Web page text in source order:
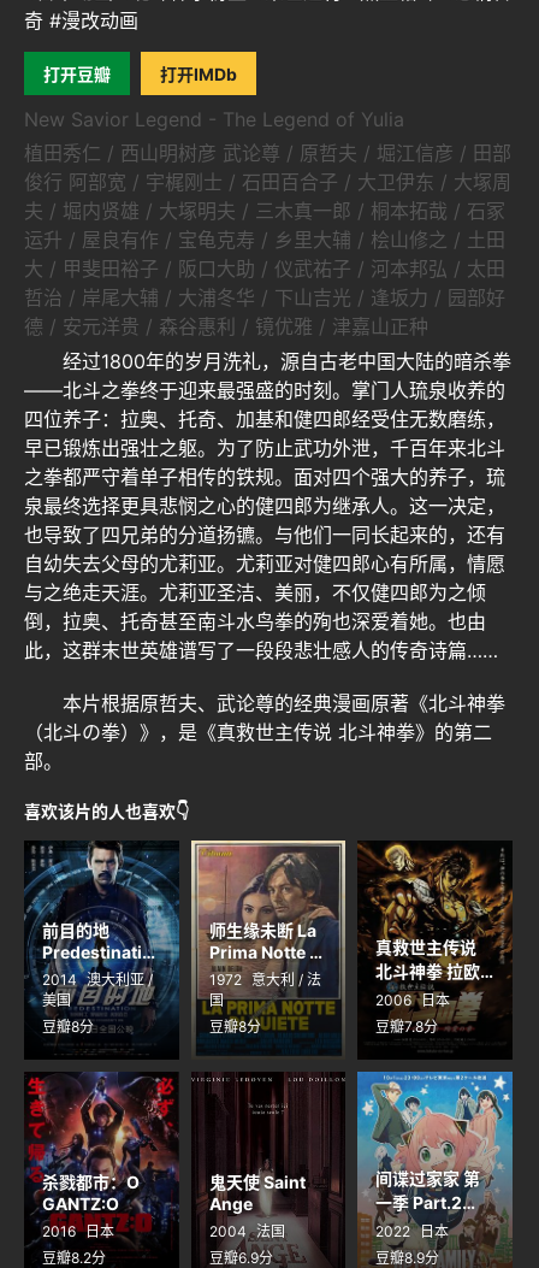
奇 #漫改动画
打开豆瓣 打开IMDb
New Savior Legend - The Legend of Yulia
植田秀仁 / 西山明树彦 武论尊 / 原哲夫 / 堀江信彦 / 田部
俊行 阿部宽 / 宇梶刚士 / 石田百合子 / 大卫伊东 / 大塚周
夫 / 堀内贤雄 / 大塚明夫 / 三木真一郎 / 桐本拓哉 / 石冢
运升 / 屋良有作 / 宝龟克寿 / 乡里大辅 / 桧山修之 / 土田
大 / 甲斐田裕子 / 阪口大助 / 仪武祐子 / 河本邦弘 / 太田
哲治 / 岸尾大辅 / 大浦冬华 / 下山吉光 / 逢坂力 / 园部好
德 / 安元洋贵 / 森谷惠利 / 镜优雅 / 津嘉山正种
经过1800年的岁月洗礼，源自古老中国大陆的暗杀拳
——北斗之拳终于迎来最强盛的时刻。掌门人琉泉收养的
四位养子：拉奥、托奇、加基和健四郎经受住无数磨练，
早已锻炼出强壮之躯。为了防止武功外泄，千百年来北斗
之拳都严守着单子相传的铁规。面对四个强大的养子，琉
泉最终选择更具悲悯之心的健四郎为继承人。这一决定，
也导致了四兄弟的分道扬镳。与他们一同长起来的，还有
自幼失去父母的尤莉亚。尤莉亚对健四郎心有所属，情愿
与之绝走天涯。尤莉亚圣洁、美丽，不仅健四郎为之倾
倒，拉奥、托奇甚至南斗水鸟拳的殉也深爱着她。也由
此，这群末世英雄谱写了一段段悲壮感人的传奇诗篇……
本片根据原哲夫、武论尊的经典漫画原著《北斗神拳
（北斗の拳）》，是《真救世主传说 北斗神拳》的第二
部。
喜欢该片的人也喜欢👇
前目的地
Predestinatio
n
2014 澳大利亚 /
美国
豆瓣8分
师生缘未断 La
Prima Notte di
quiete
1972 意大利 / 法
国
豆瓣8分
真救世主传说
北斗神拳 拉欧
传 殉爱之章 真
救世主伝説 北
斗の拳 ラオウ
伝 殉愛の章
2006 日本
豆瓣7.8分
杀戮都市：O
GANTZ:O
2016 日本
豆瓣8.2分
鬼天使 Saint
Ange
2004 法国
豆瓣6.9分
间谍过家家 第
一季 Part.2
SPY×FAMILY
第2クール
2022 日本
豆瓣8.9分